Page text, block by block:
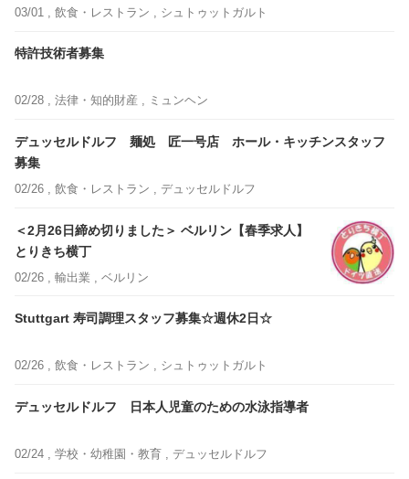
03/01 , 飲食・レストラン , シュトゥットガルト
特許技術者募集
02/28 , 法律・知的財産 , ミュンヘン
デュッセルドルフ 麺処 匠一号店 ホール・キッチンスタッフ
募集
02/26 , 飲食・レストラン , デュッセルドルフ
＜2月26日締め切りました＞ ベルリン【春季求人】
とりきち横丁
02/26 , 輸出業 , ベルリン
Stuttgart 寿司調理スタッフ募集☆週休2日☆
02/26 , 飲食・レストラン , シュトゥットガルト
デュッセルドルフ 日本人児童のための水泳指導者
02/24 , 学校・幼稚園・教育 , デュッセルドルフ